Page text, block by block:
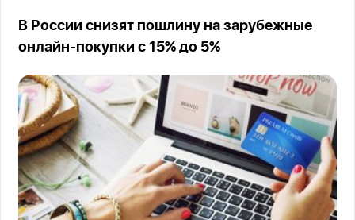
В России снизят пошлину на зарубежные
онлайн-покупки с 15% до 5%